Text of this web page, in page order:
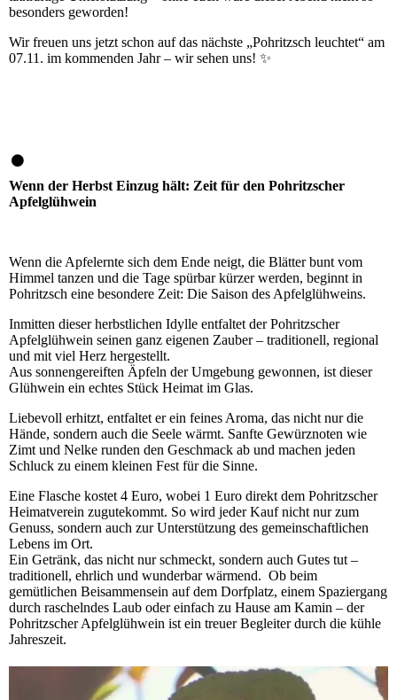
besonders geworden!
Wir freuen uns jetzt schon auf das nächste „Pohritzsch leuchtet“ am
07.11. im kommenden Jahr – wir sehen uns! ✨
Wenn der Herbst Einzug hält: Zeit für den Pohritzscher
Apfelglühwein
Wenn die Apfelernte sich dem Ende neigt, die Blätter bunt vom
Himmel tanzen und die Tage spürbar kürzer werden, beginnt in
Pohritzsch eine besondere Zeit: Die Saison des Apfelglühweins.
Inmitten dieser herbstlichen Idylle entfaltet der Pohritzscher
Apfelglühwein seinen ganz eigenen Zauber – traditionell, regional
und mit viel Herz hergestellt.
Aus sonnengereiften Äpfeln der Umgebung gewonnen, ist dieser
Glühwein ein echtes Stück Heimat im Glas.
Liebevoll erhitzt, entfaltet er ein feines Aroma, das nicht nur die
Hände, sondern auch die Seele wärmt. Sanfte Gewürznoten wie
Zimt und Nelke runden den Geschmack ab und machen jeden
Schluck zu einem kleinen Fest für die Sinne.
Eine Flasche kostet 4 Euro, wobei 1 Euro direkt dem Pohritzscher
Heimatverein zugutekommt. So wird jeder Kauf nicht nur zum
Genuss, sondern auch zur Unterstützung des gemeinschaftlichen
Lebens im Ort.
Ein Getränk, das nicht nur schmeckt, sondern auch Gutes tut –
traditionell, ehrlich und wunderbar wärmend. Ob beim
gemütlichen Beisammensein auf dem Dorfplatz, einem Spaziergang
durch raschelndes Laub oder einfach zu Hause am Kamin – der
Pohritzscher Apfelglühwein ist ein treuer Begleiter durch die kühle
Jahreszeit.